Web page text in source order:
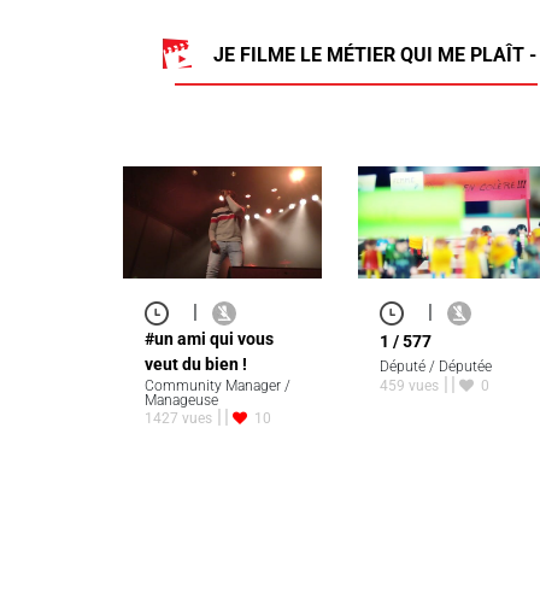
JE FILME LE MÉTIER QUI ME PLAÎT
#un ami qui vous
veut du bien !
Community Manager /
Manageuse
1427 vues
10
1 / 577
Député / Députée
459 vues
0